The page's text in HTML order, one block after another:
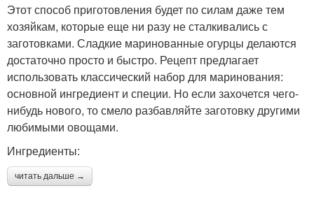
Этот способ приготовления будет по силам даже тем
хозяйкам, которые еще ни разу не сталкивались с
заготовками. Сладкие маринованные огурцы делаются
достаточно просто и быстро. Рецепт предлагает
использовать классический набор для маринования:
основной ингредиент и специи. Но если захочется чего-
нибудь нового, то смело разбавляйте заготовку другими
любимыми овощами.
Ингредиенты:
читать дальше →